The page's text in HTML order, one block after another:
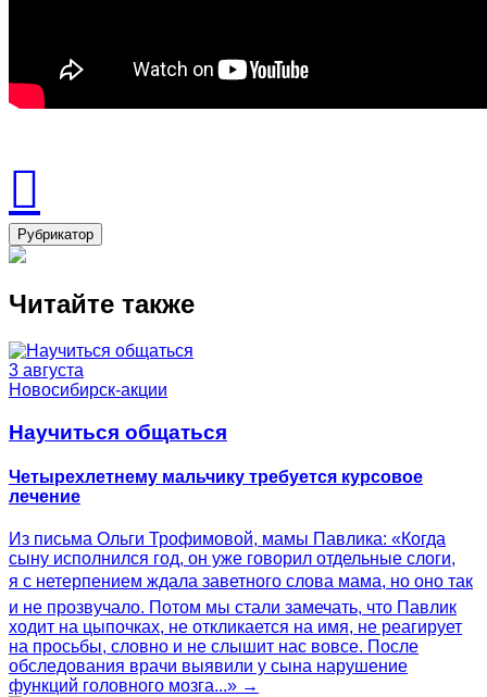
Рубрикатор
Читайте также
3 августа
Новосибирск-акции
Научиться общаться
Четырехлетнему мальчику требуется курсовое
лечение
Из письма Ольги Трофимовой, мамы Павлика: «Когда
сыну исполнился год, он уже говорил отдельные слоги,
я с нетерпением ждала заветного слова мама, но оно так
и не прозвучало. Потом мы стали замечать, что Павлик
ходит на цыпочках, не откликается на имя, не реагирует
на просьбы, словно и не слышит нас вовсе. После
обследования врачи выявили у сына нарушение
функций головного мозга...» →